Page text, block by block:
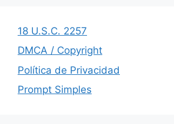
18 U.S.C. 2257
DMCA / Copyright
Política de Privacidad
Prompt Simples